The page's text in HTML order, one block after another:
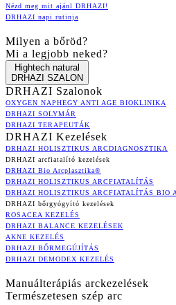
Nézd meg mit ajánl DRHAZI!
DRHAZI napi rutinja
Milyen a bőröd?
Mi a legjobb neked?
Hightech natural
DRHAZI SZALON
DRHAZI Szalonok
OXYGEN NAPHEGY ANTI AGE BIOKLINIKA
DRHAZI SOLYMÁR
DRHAZI TERAPEUTÁK
DRHAZI Kezelések
DRHAZI HOLISZTIKUS ARCDIAGNOSZTIKA
DRHAZI arcfiatalító kezelések
DRHAZI Bio Arcplasztika®
DRHAZI HOLISZTIKUS ARCFIATALÍTÁS
DRHAZI HOLISZTIKUS ARCFIATALÍTÁS BIO
DRHAZI bőrgyógyító kezelések
ROSACEA KEZELÉS
DRHAZI BALANCE KEZELÉSEK
AKNE KEZELÉS
DRHAZI BŐRMEGÚJÍTÁS
DRHAZI DEMODEX KEZELÉS
Manuálterápiás arckezelések
Természetesen szép arc